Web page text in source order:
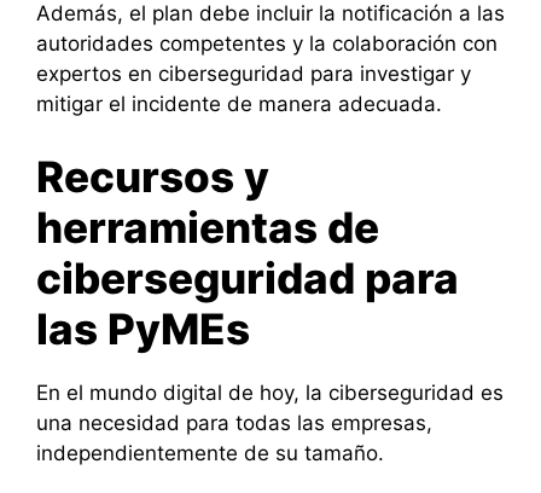
Además, el plan debe incluir la notificación a las
autoridades competentes y la colaboración con
expertos en ciberseguridad para investigar y
mitigar el incidente de manera adecuada.
Recursos y
herramientas de
ciberseguridad para
las PyMEs
En el mundo digital de hoy, la ciberseguridad es
una necesidad para todas las empresas,
independientemente de su tamaño.